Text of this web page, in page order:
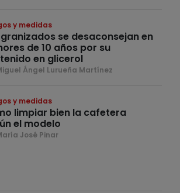
y medidas
granizados se desaconsejan en
de 10 años por su
en glicerol
Ángel Lurueña Martínez
y medidas
limpiar bien la cafetera
el modelo
José Pinar